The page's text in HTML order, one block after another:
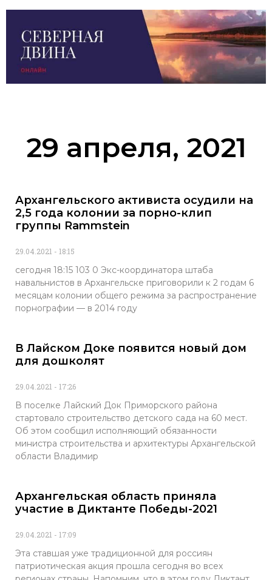
29 апреля, 2021
Архангельского активиста осудили на
2,5 года колонии за порно-клип
группы Rammstein
29.04.2021 18:15
сегодня 18:15 103 0 Экс-координатора штаба
навальнистов в Архангельске приговорили к 2 годам 6
месяцам колонии общего режима за распространение
порнографии — в 2014 году
В Лайском Доке появится новый дом
для дошколят
29.04.2021 17:26
В поселке Лайский Док Приморского района
стартовало строительство детского сада на 60 мест.
Об этом сообщил исполняющий обязанности
министра строительства и архитектуры Архангельской
области Владимир
Архангельская область приняла
участие в Диктанте Победы-2021
29.04.2021 17:09
Эта ставшая уже традиционной для россиян
патриотическая акция прошла сегодня во всех